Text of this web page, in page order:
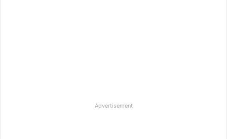
Advertisement